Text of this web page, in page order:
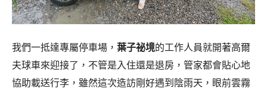
我們一抵達專屬停車場， 葉子祕境的工作人員就開著高爾
夫球車來迎接了，不管是入住還是退房，管家都會貼心地
協助載送行李，雖然這次造訪剛好遇到陰雨天，眼前雲霧